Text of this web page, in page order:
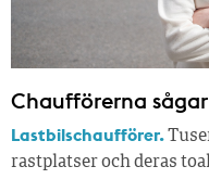
Chaufförerna
Lastbilschaufförer.
rastplatser och deras